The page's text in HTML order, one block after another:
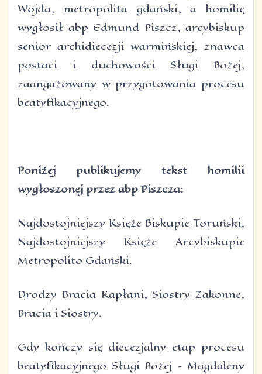
Wojda, metropolita gdański, a homilię
wygłosił abp Edmund Piszcz, arcybiskup
senior archidiecezji warmińskiej, znawca
postaci i duchowości Sługi Bożej,
zaangażowany w przygotowania procesu
beatyfikacyjnego.
Poniżej publikujemy tekst homilii
wygłoszonej przez abp Piszcza:
Najdostojniejszy Księże Biskupie Toruński,
Najdostojniejszy Księże Arcybiskupie
Metropolito Gdański.
Drodzy Bracia Kapłani, Siostry Zakonne,
Bracia i Siostry.
Gdy kończy się diecezjalny etap procesu
beatyfikacyjnego Sługi Bożej – Magdaleny